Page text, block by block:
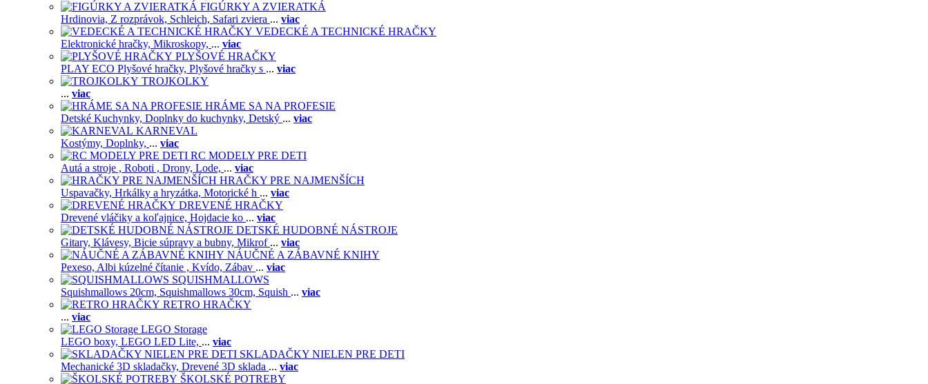
FIGÚRKY A ZVIERATKÁ
Hrdinovia, Z rozprávok, Schleich, Safari zviera ... viac
VEDECKÉ A TECHNICKÉ HRAČKY
Elektronické hračky, Mikroskopy, ... viac
PLYŠOVÉ HRAČKY
PLAY ECO Plyšové hračky, Plyšové hračky s ... viac
TROJKOLKY
... viac
HRÁME SA NA PROFESIE
Detské Kuchynky, Doplnky do kuchynky, Detský ... viac
KARNEVAL
Kostýmy, Doplnky, ... viac
RC MODELY PRE DETI
Autá a stroje , Roboti , Drony, Lode, ... viac
HRAČKY PRE NAJMENŠÍCH
Uspavačky, Hrkálky a hryzátka, Motorické h ... viac
DREVENÉ HRAČKY
Drevené vláčiky a koľajnice, Hojdacie ko ... viac
DETSKÉ HUDOBNÉ NÁSTROJE
Gitary, Klávesy, Bicie súpravy a bubny, Mikrof ... viac
NÁUČNÉ A ZÁBAVNÉ KNIHY
Pexeso, Albi kúzelné čítanie , Kvído, Zábav ... viac
SQUISHMALLOWS
Squishmallows 20cm, Squishmallows 30cm, Squish ... viac
RETRO HRAČKY
... viac
LEGO Storage
LEGO boxy, LEGO LED Lite, ... viac
SKLADAČKY NIELEN PRE DETI
Mechanické 3D skladačky, Drevené 3D sklada ... viac
ŠKOLSKÉ POTREBY